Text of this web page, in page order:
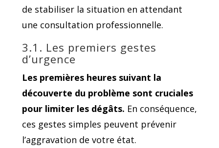
de stabiliser la situation en attendant
une consultation professionnelle.
3.1. Les premiers gestes
d’urgence
Les premières heures suivant la
découverte du problème sont cruciales
pour limiter les dégâts. En conséquence,
ces gestes simples peuvent prévenir
l’aggravation de votre état.